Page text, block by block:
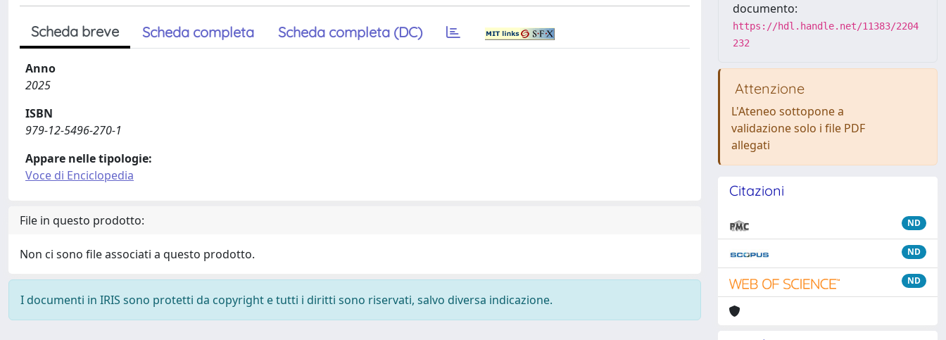
Scheda breve Scheda completa Scheda completa (DC)
Anno
2025
ISBN
979-12-5496-270-1
Appare nelle tipologie:
Voce di Enciclopedia
File in questo prodotto:
Non ci sono file associati a questo prodotto.
I documenti in IRIS sono protetti da copyright e tutti i diritti sono riservati, salvo diversa indicazione.
documento:
https://hdl.handle.net/11383/2204
232
Attenzione
L'Ateneo sottopone a
validazione solo i file PDF
allegati
Citazioni
ND
ND
ND